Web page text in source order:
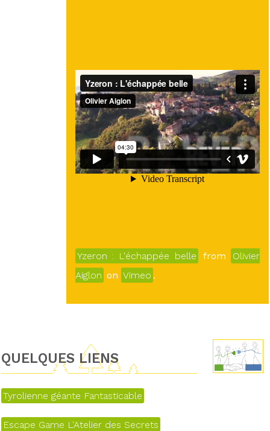
Yzeron : L'échappée belle from
Olivier
Aiglon on Vimeo .
QUELQUES LIENS
Tyrolienne géante Fantasticable
Escape Game L'Atelier des Secrets